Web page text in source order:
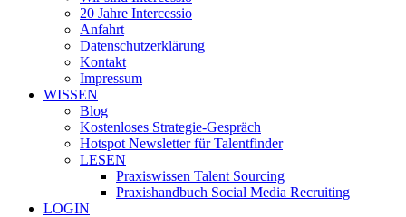
20 Jahre Intercessio
Anfahrt
Datenschutzerklärung
Kontakt
Impressum
WISSEN
Blog
Kostenloses Strategie-Gespräch
Hotspot Newsletter für Talentfinder
LESEN
Praxiswissen Talent Sourcing
Praxishandbuch Social Media Recruiting
LOGIN